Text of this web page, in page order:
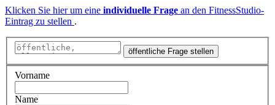
Klicken Sie hier um eine individuelle Frage an den FitnessStudio-
Eintrag zu stellen .
öffentliche Frage stellen
Vorname
Name